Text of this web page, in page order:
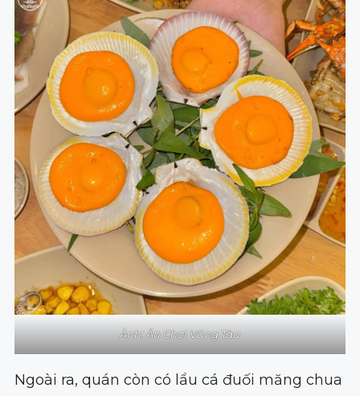
Ảnh: Ăn Chơi Vũng Tàu
Ngoài ra, quán còn có lẩu cá đuối măng chua